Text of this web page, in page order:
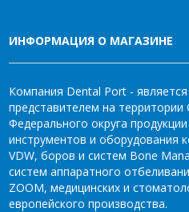
ИНФОРМАЦИЯ О МАГАЗИНЕ
Компания Dental Port -
представителем на территории
Федерального округа
инструментов и оборудования
VDW, боров и систем Bone
систем аппаратного
ZOOM, медицинских и
европейского производства.